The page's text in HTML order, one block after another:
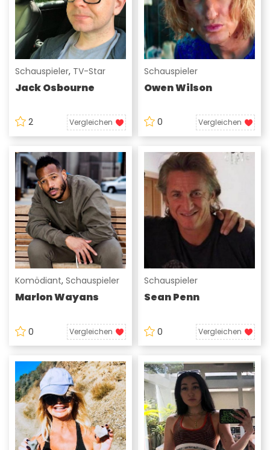
Schauspieler, TV-Star
Jack Osbourne
2 Vergleichen
Schauspieler
Owen Wilson
0 Vergleichen
Komödiant, Schauspieler
Marlon Wayans
0 Vergleichen
Schauspieler
Sean Penn
0 Vergleichen